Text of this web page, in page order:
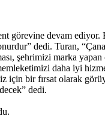
devam ediyor.
dedi. Turan,
şehrimizi marka
daha iyi
bir fırsat olarak
dedi.